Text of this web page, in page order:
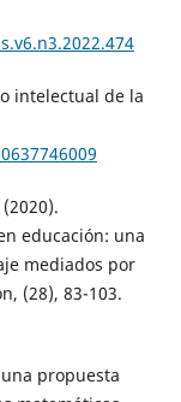
intelectual de la
educación: una
mediados por
(28), 83-103.
propuesta